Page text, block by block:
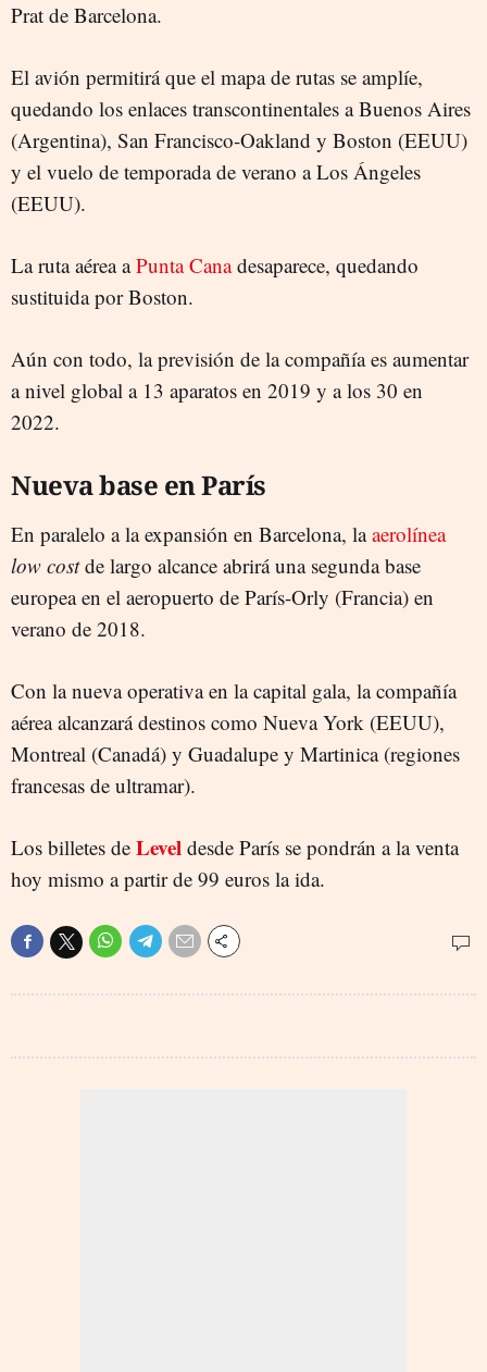
Prat de Barcelona.
El avión permitirá que el mapa de rutas se amplíe,
quedando los enlaces transcontinentales a Buenos Aires
(Argentina), San Francisco-Oakland y Boston (EEUU)
y el vuelo de temporada de verano a Los Ángeles
(EEUU).
La ruta aérea aPunta Canadesaparece, quedando
sustituida por Boston.
Aún con todo, la previsión de la compañía es aumentar
a nivel global a 13 aparatos en 2019 y a los 30 en
2022.
Nueva base en París
En paralelo a la expansión en Barcelona, laaerolínea
low costde largo alcance abrirá una segunda base
europea en el aeropuerto de París-Orly (Francia) en
verano de 2018.
Con la nueva operativa en la capital gala, la compañía
aérea alcanzará destinos como Nueva York (EEUU),
Montreal (Canadá) y Guadalupe y Martinica (regiones
francesas de ultramar).
Los billetes de Level desde París se pondrán a la venta
hoy mismo a partir de 99 euros la ida.